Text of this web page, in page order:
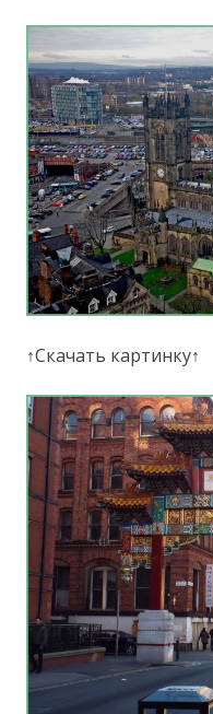
↑Скачать картинку↑